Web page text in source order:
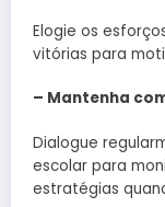
Elogie os
vitórias para
– Mantenha
Dialogue
escolar para
estratégias